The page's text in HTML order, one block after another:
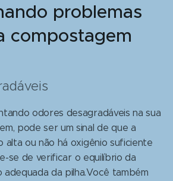
problemas
compostagem
odores desagradáveis na sua
pode ser um sinal de que a
alta ou não há oxigênio suficiente
se de verificar o equilíbrio da
adequada da pilha.Você também